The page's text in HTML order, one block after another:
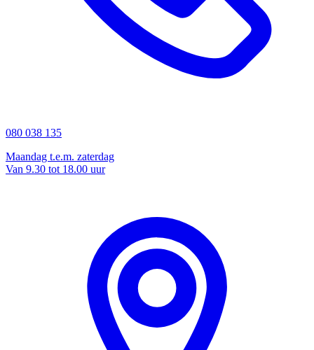
080 038 135
Maandag t.e.m. zaterdag
Van 9.30 tot 18.00 uur